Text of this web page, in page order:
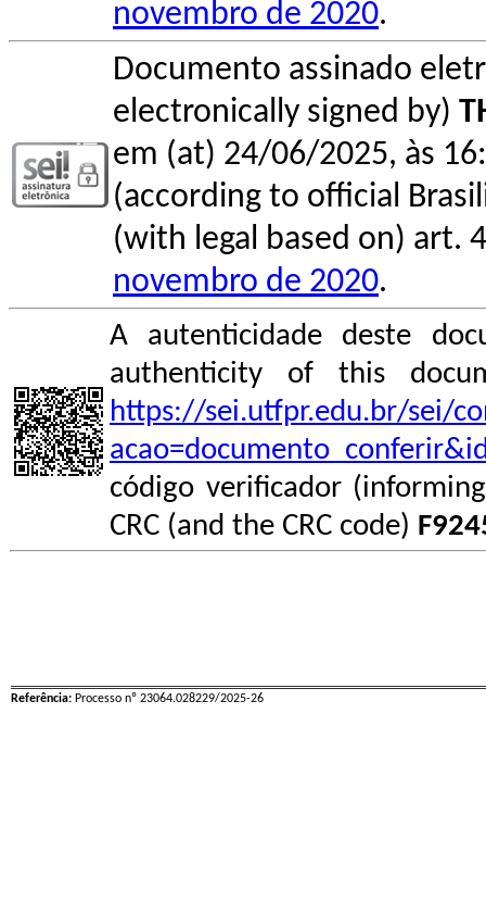
novembro de 2020.
Documento assinado
electronically signed by)
em (at) 24/06/2025, às
(according to official
(with legal based on) art.
novembro de 2020.
A autenticidade deste
authenticity of this
https://sei.utfpr.edu.br/sei/
código verificador
CRC (and the CRC code)
Referência: Processo nº 23064.028229/2025-26